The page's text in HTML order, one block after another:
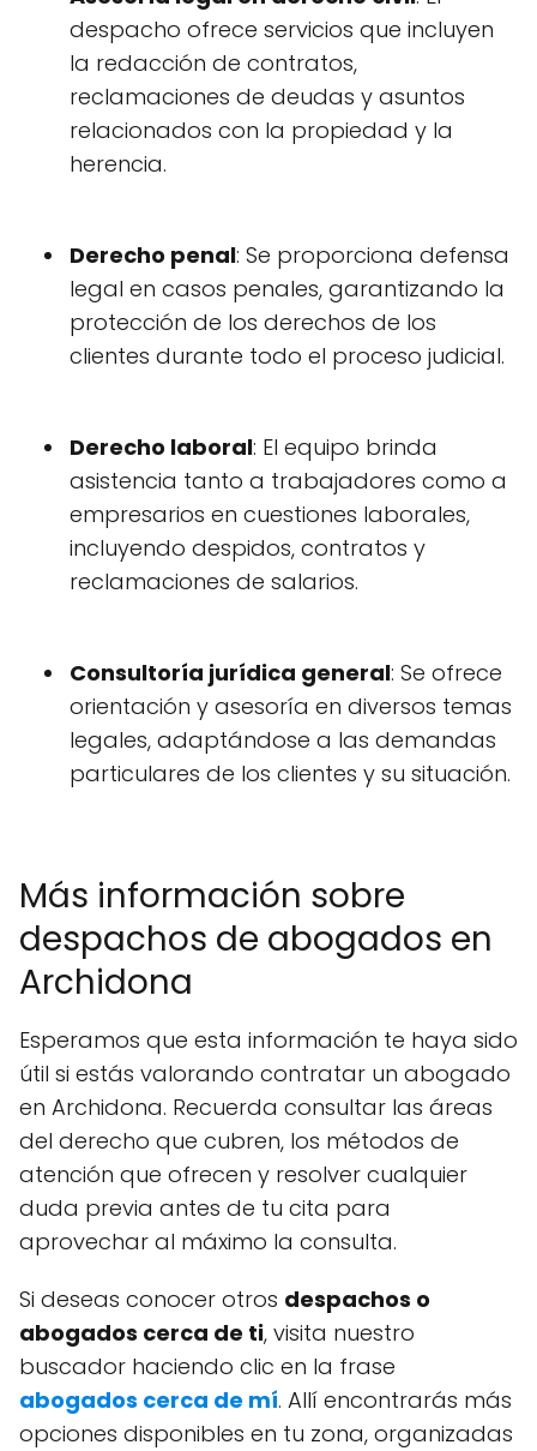
despacho ofrece servicios que incluyen
la redacción de contratos,
reclamaciones de deudas y asuntos
relacionados con la propiedad y la
herencia.
Derecho penal: Se proporciona defensa
legal en casos penales, garantizando la
protección de los derechos de los
clientes durante todo el proceso judicial.
Derecho laboral: El equipo brinda
asistencia tanto a trabajadores como a
empresarios en cuestiones laborales,
incluyendo despidos, contratos y
reclamaciones de salarios.
Consultoría jurídica general: Se ofrece
orientación y asesoría en diversos temas
legales, adaptándose a las demandas
particulares de los clientes y su situación.
Más información sobre
despachos de abogados en
Archidona
Esperamos que esta información te haya sido
útil si estás valorando contratar un abogado
en Archidona. Recuerda consultar las áreas
del derecho que cubren, los métodos de
atención que ofrecen y resolver cualquier
duda previa antes de tu cita para
aprovechar al máximo la consulta.
Si deseas conocer otros despachos o
abogados cerca de ti, visita nuestro
buscador haciendo clic en la frase
abogados cerca de mí. Allí encontrarás más
opciones disponibles en tu zona, organizadas